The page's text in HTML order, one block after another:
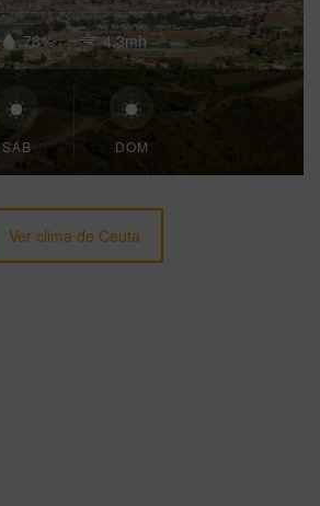
78% 4.3mh
SÁB DOM
Ver clima de Ceuta